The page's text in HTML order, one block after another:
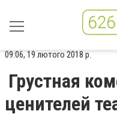
09:06, 19 лютого 2018 р.
Грустная
ценителей